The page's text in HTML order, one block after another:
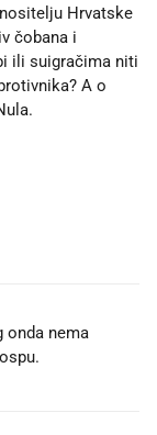
Hrvatske
čobana i
ili suigračima niti
A o
onda nema